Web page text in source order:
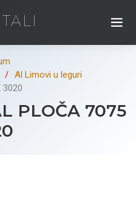
Al Limovi u leguri
3020
PLOČA 7075